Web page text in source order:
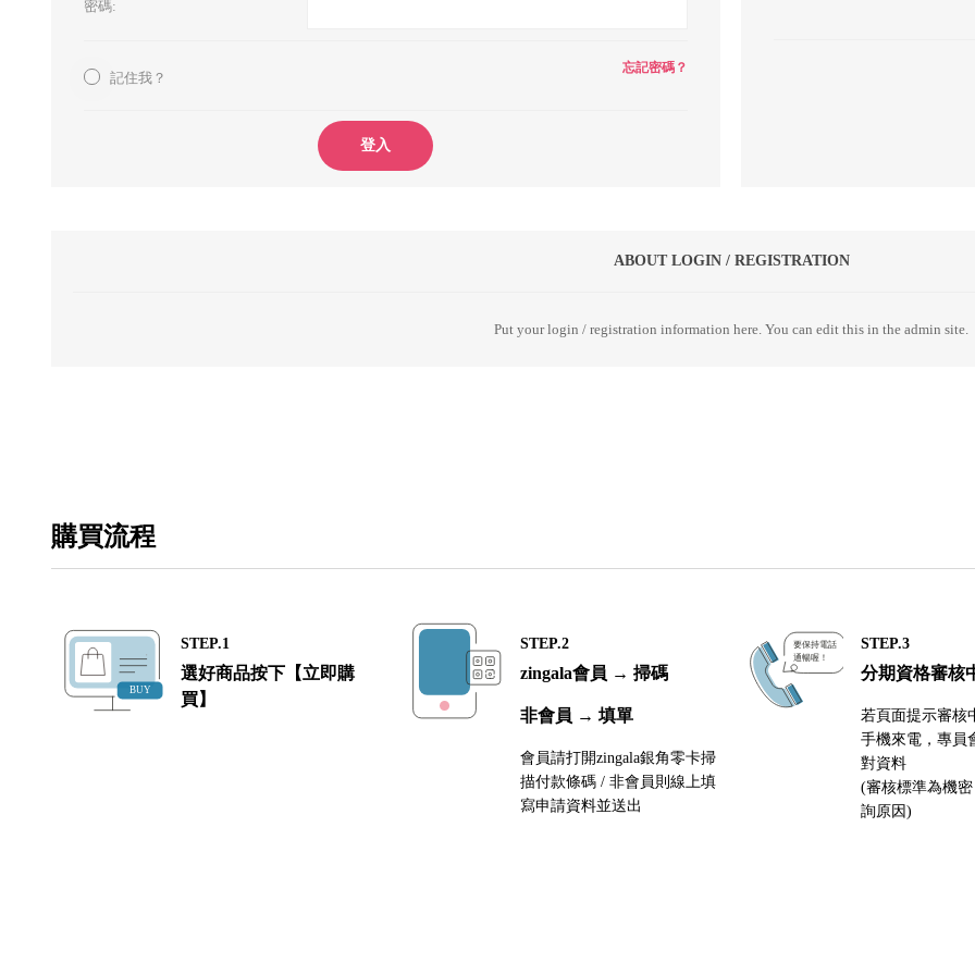
密碼:
記住我？
忘記密碼？
登入
ABOUT LOGIN / REGISTRATION
Put your login / registration information here. You can edit this in the admin site.
購買流程
STEP.1
選好商品按下【立即購
買】
STEP.2
zingala會員 → 掃碼
非會員 → 填單
會員請打開zingala銀角零卡掃
描付款條碼 / 非會員則線上填
寫申請資料並送出
STEP.3
分期資格審核
若頁面提示審核
手機來電，專員
對資料
(審核標準為機
詢原因)